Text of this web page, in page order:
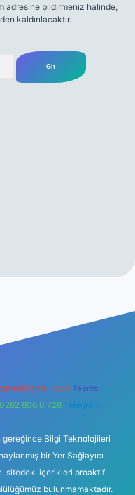
adresine bildirmeniz halinde,
kaldırılacaktır.
Teams:
606 0 726 Telegram:
gereğince Bilgi Teknolojileri
bir Yer Sağlayıcı
sitedeki içerikleri proaktif
bulunmamaktadır.